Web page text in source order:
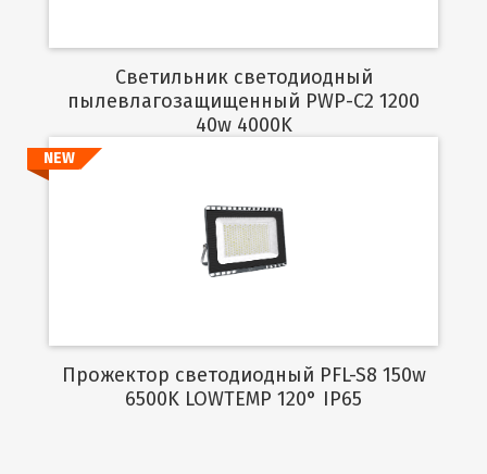
Светильник светодиодный
пылевлагозащищенный PWP-C2 1200
40w 4000K
Подробнее
NEW
Прожектор светодиодный PFL-S8 150w
6500K LOWTEMP 120° IP65